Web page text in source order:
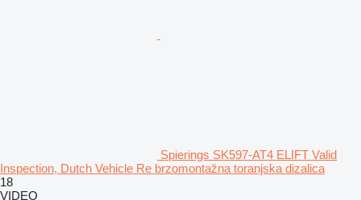
Spierings SK597-AT4 ELIFT Valid
Inspection, Dutch Vehicle Re brzomontažna toranjska dizalica
18
VIDEO